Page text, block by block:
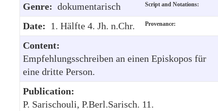
Genre: dokumentarisch Script and Notations:
Date: 1. Hälfte 4. Jh. n.Chr. Provenance:
Content:
Empfehlungsschreiben an einen Episkopos für
eine dritte Person.
Publication:
P. Sarischouli, P.Berl.Sarisch. 11.